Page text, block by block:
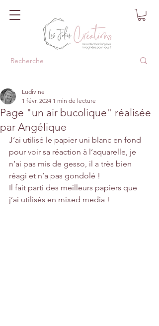
Page "un air bucolique" réalisée
par Angélique
Ludivine
1 févr. 2024 1 min de lecture
J’ai utilisé le papier uni blanc en fond
pour voir sa réaction à l’aquarelle, je
n’ai pas mis de gesso, il a très bien
réagi et n’a pas gondolé !
Il fait parti des meilleurs papiers que
j’ai utilisés en mixed media !